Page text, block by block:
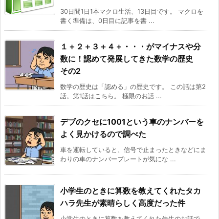
30日間1日1本マクロ生活、13日目です。 マクロを
書く準備は、0日目に記事を書 ...
１＋２＋３＋４＋・・・がマイナスや分
数に！認めて発展してきた数学の歴史
その2
数学の歴史は「認める」の歴史です。 この話は第2
話。第1話はこちら。 極限のお話 ...
デブのクセに1001という車のナンバーを
よく見かけるので調べた
車を運転していると、信号で止まったときなどにま
わりの車のナンバープレートが気にな ...
小学生のときに算数を教えてくれたタカ
ハラ先生が素晴らしく高度だった件